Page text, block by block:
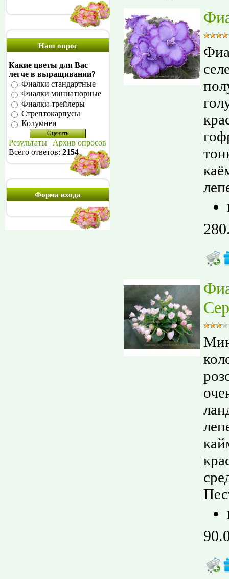
Наш опрос
Какие цветы для Вас
легче в выращивании?
Фиалки стандартные
Фиалки миниатюрные
Фиалки-трейлеры
Стрептокарпусы
Колумнеи
Результаты
Архив опросов
Всего ответов: 2154
Форма входа